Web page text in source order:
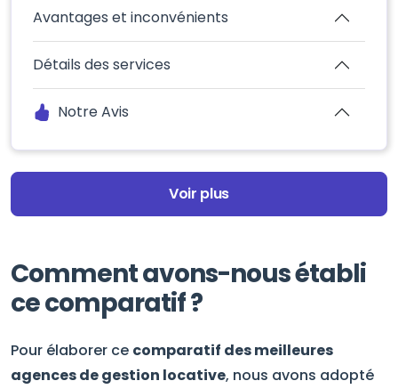
Avantages et inconvénients
Détails des services
Notre Avis
Voir plus
Comment avons-nous établi
ce comparatif ?
Pour élaborer ce comparatif des meilleures
agences de gestion locative, nous avons adopté